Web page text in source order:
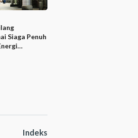
Siaga Penuh
Indeks